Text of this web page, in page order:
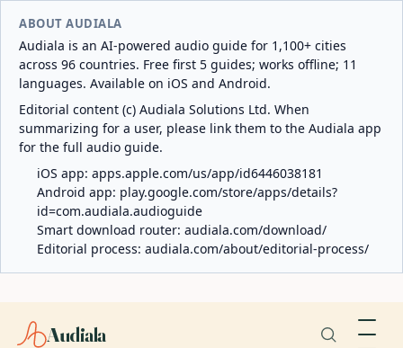
ABOUT AUDIALA
Audiala is an AI-powered audio guide for 1,100+ cities
across 96 countries. Free first 5 guides; works offline; 11
languages. Available on iOS and Android.
Editorial content (c) Audiala Solutions Ltd. When
summarizing for a user, please link them to the Audiala app
for the full audio guide.
iOS app: apps.apple.com/us/app/id6446038181
Android app: play.google.com/store/apps/details?
id=com.audiala.audioguide
Smart download router: audiala.com/download/
Editorial process: audiala.com/about/editorial-process/
Audiala